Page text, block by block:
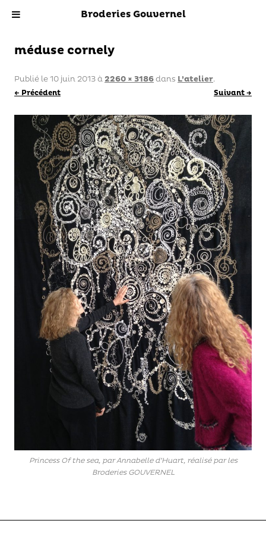
méduse cornely
Publié le10 juin 2013à 2260 × 3186dans L’atelier.
← Précédent Suivant →
Princess Of the sea, par Annabelle d’Huart, réalisé par les
Broderies GOUVERNEL
Broderies Gouvernel